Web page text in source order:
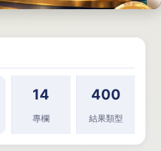
14
專欄
400
結果類型